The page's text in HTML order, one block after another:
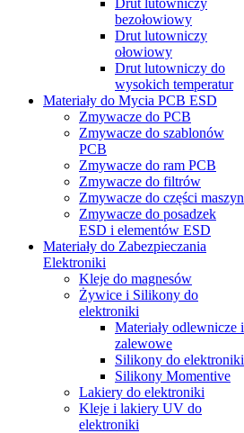
Drut lutowniczy
bezołowiowy
Drut lutowniczy
ołowiowy
Drut lutowniczy do
wysokich temperatur
Materiały do Mycia PCB ESD
Zmywacze do PCB
Zmywacze do szablonów
PCB
Zmywacze do ram PCB
Zmywacze do filtrów
Zmywacze do części maszyn
Zmywacze do posadzek
ESD i elementów ESD
Materiały do Zabezpieczania
Elektroniki
Kleje do magnesów
Żywice i Silikony do
elektroniki
Materiały odlewnicze i
zalewowe
Silikony do elektroniki
Silikony Momentive
Lakiery do elektroniki
Kleje i lakiery UV do
elektroniki